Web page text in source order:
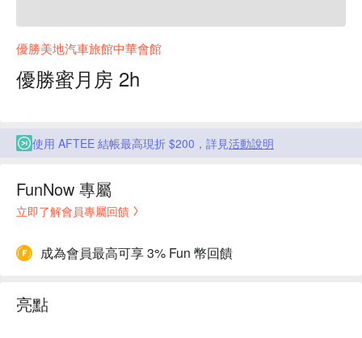
優勝美地汽車旅館中華會館
優勝蜜月房 2h
使用 AFTEE 結帳最高現折 $200，詳見活動說明
FunNow 專屬
立即了解會員專屬回饋
成為會員最高可享 3% Fun 幣回饋
亮點